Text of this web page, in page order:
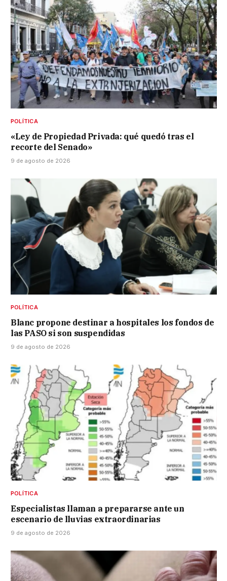
POLÍTICA
«Ley de Propiedad Privada: qué quedó tras el
recorte del Senado»
9 de agosto de 2026
POLÍTICA
Blanc propone destinar a hospitales los fondos de
las PASO si son suspendidas
9 de agosto de 2026
POLÍTICA
Especialistas llaman a prepararse ante un
escenario de lluvias extraordinarias
9 de agosto de 2026